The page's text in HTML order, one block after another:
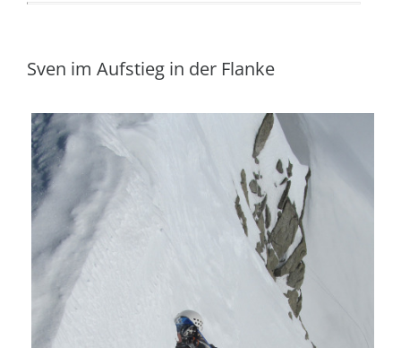
Sven im Aufstieg in der Flanke